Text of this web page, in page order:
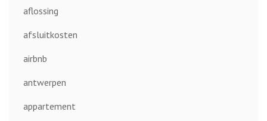
aflossing
afsluitkosten
airbnb
antwerpen
appartement